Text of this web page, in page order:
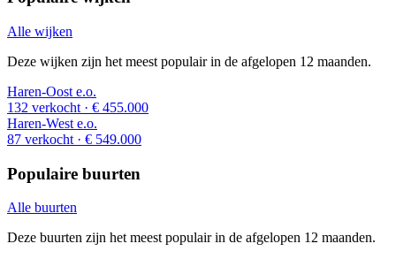
Alle wijken
Deze wijken zijn het meest populair in de afgelopen 12 maanden.
Haren-Oost e.o.
132 verkocht · € 455.000
Haren-West e.o.
87 verkocht · € 549.000
Populaire buurten
Alle buurten
Deze buurten zijn het meest populair in de afgelopen 12 maanden.